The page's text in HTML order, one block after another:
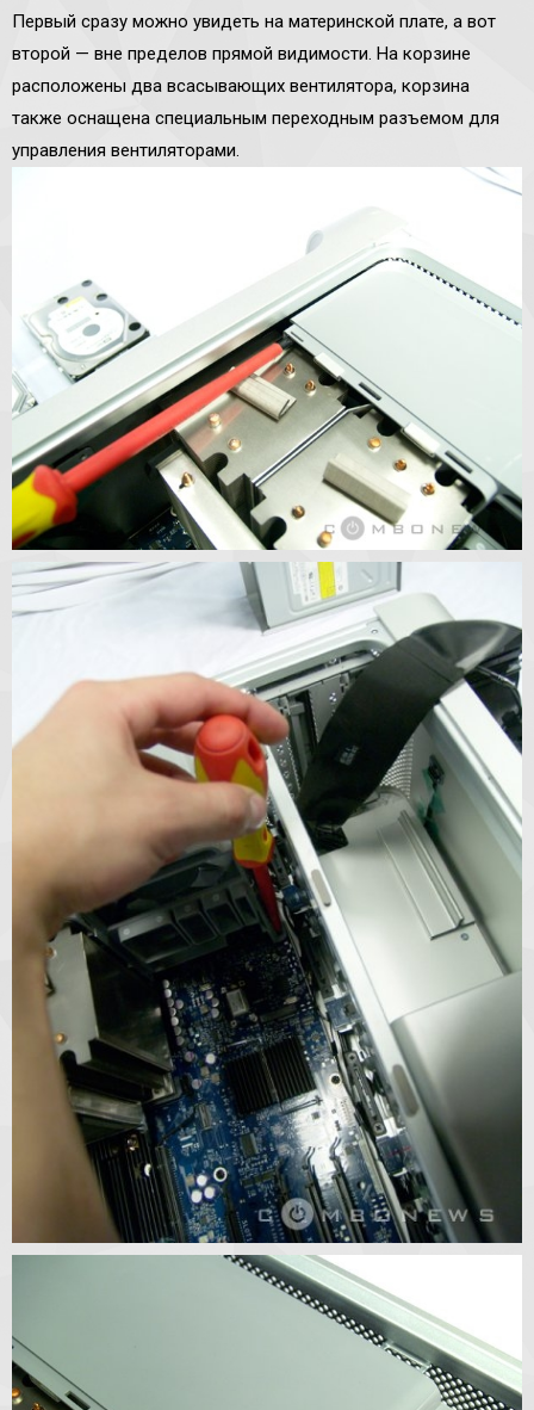
Первый сразу можно увидеть на материнской плате, а вот
второй — вне пределов прямой видимости. На корзине
расположены два всасывающих вентилятора, корзина
также оснащена специальным переходным разъемом для
управления вентиляторами.